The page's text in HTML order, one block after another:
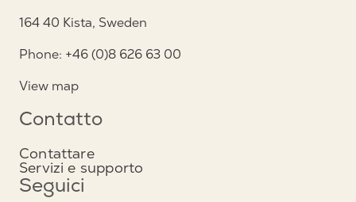
164 40 Kista, Sweden
Phone: +46 (0)8 626 63 00
View map
Contatto
Contattare
Servizi e supporto
Seguici